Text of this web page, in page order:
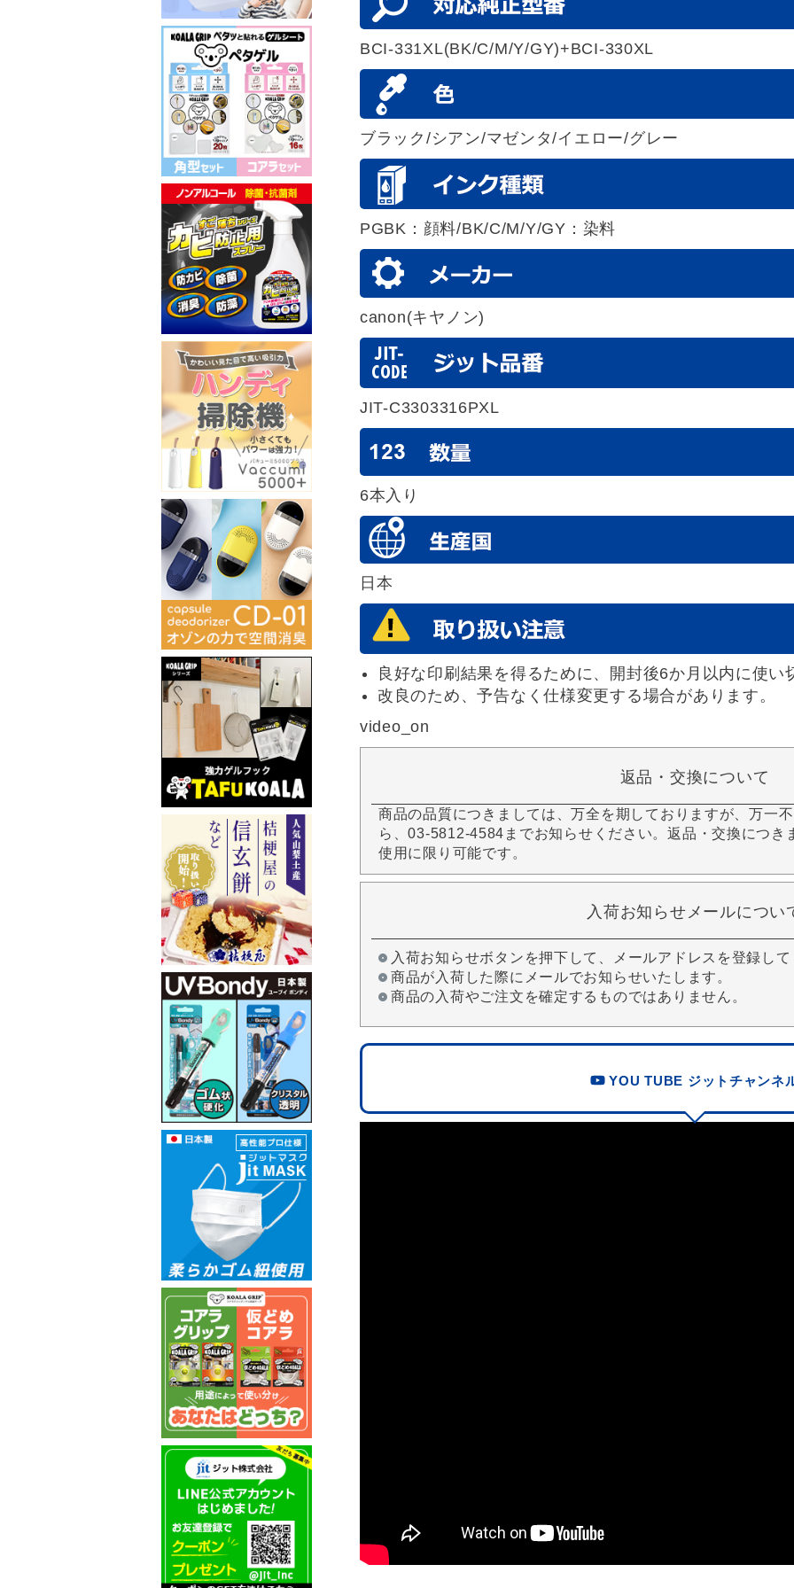
BCI-331XL(BK/C/M/Y/GY)+BCI-330XL
ブラック/シアン/マゼンタ/イエロー/グレー
PGBK：顔料/BK/C/M/Y/GY：染料
canon(キヤノン)
JIT-C3303316PXL
6本入り
日本
良好な印刷結果を得るために、開封後6か月以内に使い
改良のため、予告なく仕様変更する場合があります。
video_on
返品・交換について
商品の品質につきましては、万全を期しておりますが、万一
ら、03-5812-4584までお知らせください。返品・交換につき
使用に限り可能です。
入荷お知らせメールについ
入荷お知らせボタンを押下して、メールアドレスを登録して
商品が入荷した際にメールでお知らせいたします。
商品の入荷やご注文を確定するものではありません。
YOU TUBE ジットチャンネ